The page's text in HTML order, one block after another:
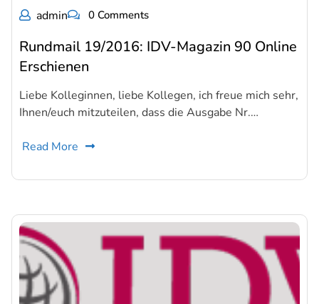
admin 0 Comments
Rundmail 19/2016: IDV-Magazin 90 Online
Erschienen
Liebe Kolleginnen, liebe Kollegen, ich freue mich sehr,
Ihnen/euch mitzuteilen, dass die Ausgabe Nr.…
Read More